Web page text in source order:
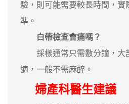
驗，則可能需要較長時間，實
準。
白帶檢查會痛嗎？
採樣通常只需數分鐘，大
適，一般不需麻醉。
婦產科醫生建議